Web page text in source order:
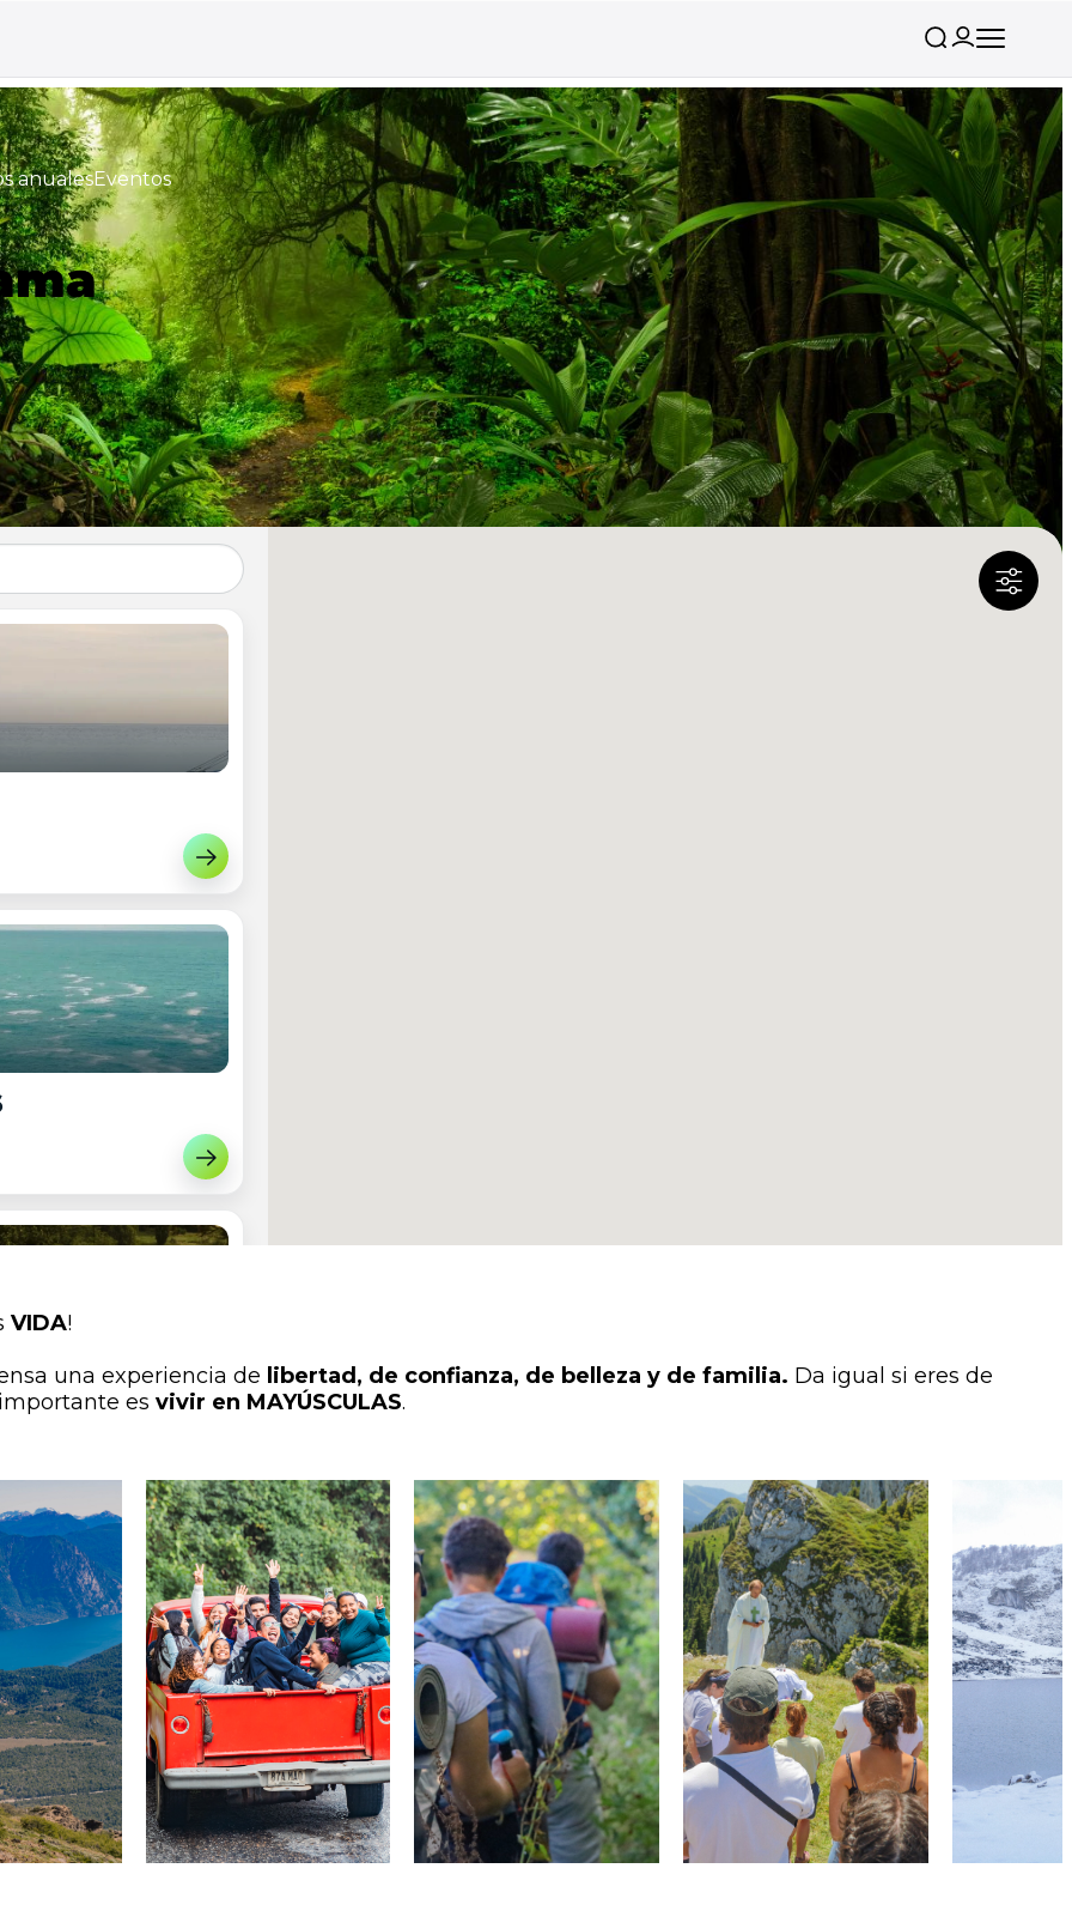
anualesEventos
¡Apuntarme!
¡Apuntarme!
¡Apuntarme!
VIDA!
una experiencia de libertad, de confianza, de belleza y de familia. Da igual si eres de
es vivir en MAYÚSCULAS.